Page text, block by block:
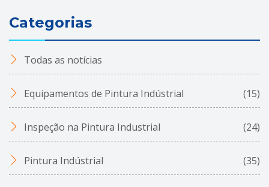
Categorias
Todas as notícias
Equipamentos de Pintura Indústrial (15)
Inspeção na Pintura Industrial (24)
Pintura Indústrial (35)